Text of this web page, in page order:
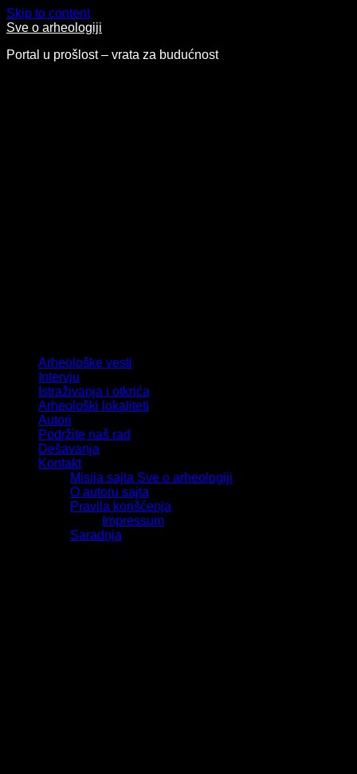
Skip to content
Sve o arheologiji
Portal u prošlost – vrata za budućnost
Arheološke vesti
Intervju
Istraživanja i otkrića
Arheološki lokaliteti
Autori
Podržite naš rad
Dešavanja
Kontakt
Misija sajta Sve o arheologiji
O autoru sajta
Pravila korišćenja
Impressum
Saradnja